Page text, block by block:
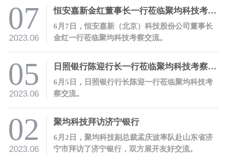
研交流。
07
2023.06
恒安嘉新金红董事长一行莅临聚均科技考察交流
6月7日，恒安嘉新（北京）科技股份公司董事长
金红一行莅临聚均科技考察交流。
05
2023.06
日照银行陈迎行长一行莅临聚均科技考察交流
6月5日，日照银行行长陈迎一行莅临聚均科技考
察交流。
02
2023.06
聚均科技拜访济宁银行
6月2日，聚均科技副总裁孟庆波率队赴山东省济
宁市拜访了济宁银行，双方展开友好交流。